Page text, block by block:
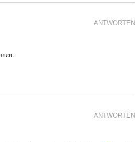
ANTWORTEN
ANTWORTEN